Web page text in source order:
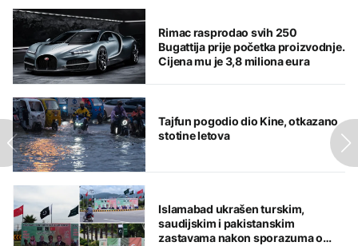
Rimac rasprodao svih 250
Bugattija prije početka proizvodnje.
Cijena mu je 3,8 miliona eura
Tajfun pogodio dio Kine, otkazano
stotine letova
Islamabad ukrašen turskim,
saudijskim i pakistanskim
zastavama nakon sporazuma o